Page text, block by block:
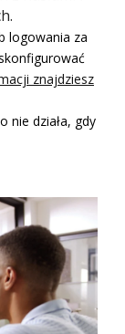
logowania za
znajdziesz
nie działa, gdy